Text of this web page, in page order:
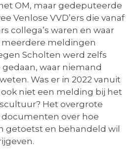
OM, maar gedeputeerde
Venlose VVD’ers die vanaf
collega’s waren en waar
meldingen
Scholten werd zelfs
waar niemand
Was er in 2022 vanuit
ook niet een melding bij het
Het overgrote
over hoe
getoetst en behandeld wil